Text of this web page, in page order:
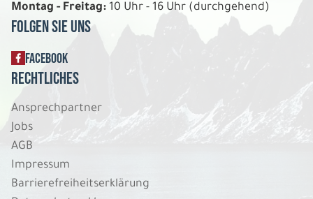
8 Tage
Doppelzimmer Standard Badewanne/WC
Montag - Freitag: 10 Uhr - 16 Uhr (durchgehend)
Folgen Sie uns
FACEBOOK
Rechtliches
Ansprechpartner
Jobs
AGB
Impressum
Barrierefreiheitserklärung